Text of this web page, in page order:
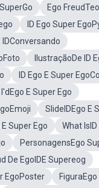
Ego
ID Ego Super
IDConversando
IlustraçãoDe ID
ID Ego E Super
E Super Ego
SlideIDEgo E
Super Ego
What
PersonagensEgo
De EgoIDE Supereog
EgoPoster
FiguraEgo